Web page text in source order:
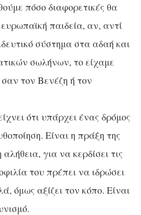
πόσο διαφορετικές θα
παιδεία, αν, αντί
σύστημα στα αδαή και
σωλήνων, το είχαμε
τον Βενέζη ή τον
ότι υπάρχει ένας δρόμος
Είναι η πράξη της
για να κερδίσει τις
του πρέπει να ιδρώσει
όμως αξίζει τον κόπο. Είναι